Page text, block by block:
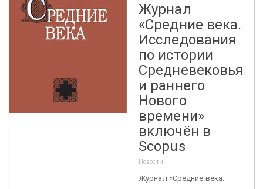
Журнал
«Средние века.
Исследования
по истории
Средневековья
и раннего
Нового
времени»
включён в
Scopus
Новости
Журнал «Средние века.